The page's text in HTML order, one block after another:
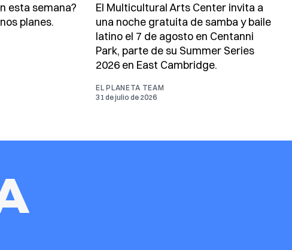
esta semana?
planes.
El Multicultural Arts Center invita a
una noche gratuita de samba y baile
latino el 7 de agosto en Centanni
Park, parte de su Summer Series
2026 en East Cambridge.
EL PLANETA TEAM
31 de julio de 2026